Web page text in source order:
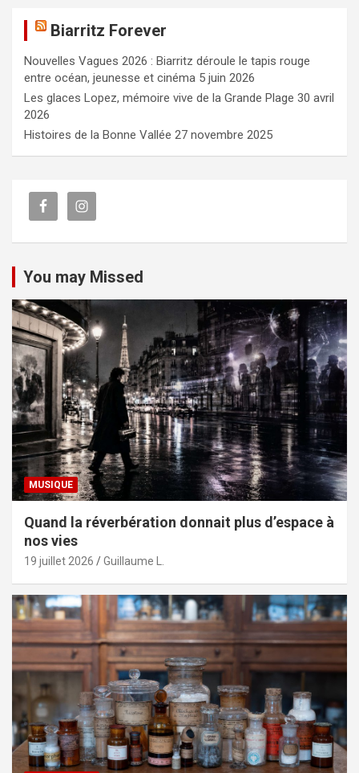
Biarritz Forever
Nouvelles Vagues 2026 : Biarritz déroule le tapis rouge
entre océan, jeunesse et cinéma 5 juin 2026
Les glaces Lopez, mémoire vive de la Grande Plage 30 avril
2026
Histoires de la Bonne Vallée 27 novembre 2025
You may Missed
MUSIQUE
Quand la réverbération donnait plus d’espace à
nos vies
19 juillet 2026 Guillaume L.